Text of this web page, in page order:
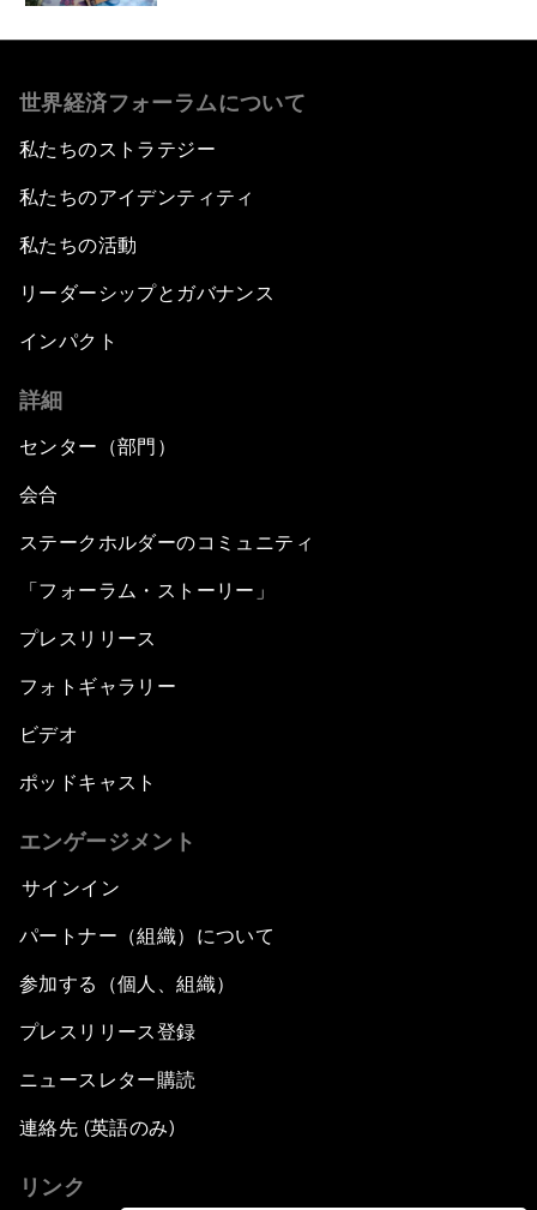
世界経済フォーラムについて
私たちのストラテジー
私たちのアイデンティティ
私たちの活動
リーダーシップとガバナンス
インパクト
詳細
センター（部門）
会合
ステークホルダーのコミュニティ
「フォーラム・ストーリー」
プレスリリース
フォトギャラリー
ビデオ
ポッドキャスト
エンゲージメント
サインイン
パートナー（組織）について
参加する（個人、組織）
プレスリリース登録
ニュースレター購読
連絡先 (英語のみ)
リンク